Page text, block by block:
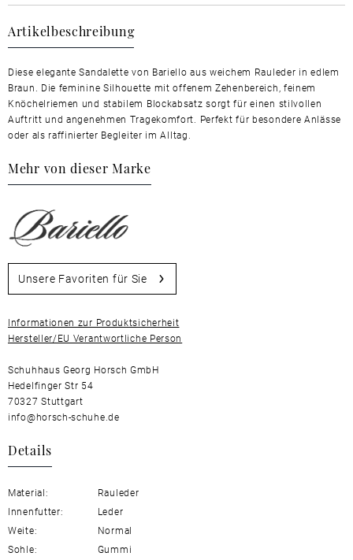
Artikelbeschreibung
Diese elegante Sandalette von Bariello aus weichem Rauleder in edlem
Braun. Die feminine Silhouette mit offenem Zehenbereich, feinem
Knöchelriemen und stabilem Blockabsatz sorgt für einen stilvollen
Auftritt und angenehmen Tragekomfort. Perfekt für besondere Anlässe
oder als raffinierter Begleiter im Alltag.
Mehr von dieser Marke
Unsere Favoriten für Sie
Informationen zur Produktsicherheit
Hersteller/EU Verantwortliche Person
Schuhhaus Georg Horsch GmbH
Hedelfinger Str 54
70327 Stuttgart
info@horsch-schuhe.de
Details
Material:
Rauleder
Innenfutter:
Leder
Weite:
Normal
Sohle:
Gummi